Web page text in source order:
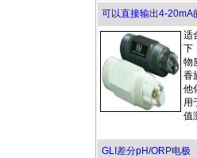
可以直接输出4-20mA
适
下
物
香
他
用
值
GLI差分pH/ORP电极